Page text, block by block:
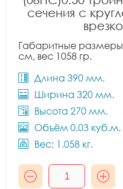
сечения с
Габаритные размеры:
см, вес 1058 гр.
Длина 390 мм.
Ширина 320 мм.
Высота 270 мм.
Объём 0.03 куб.м.
Вес: 1.058 кг.